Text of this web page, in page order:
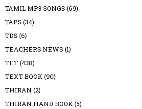
TAMIL MP3 SONGS (69)
TAPS (34)
TDS (6)
TEACHERS NEWS (1)
TET(438)
TEXT BOOK(90)
THIRAN (2)
THIRAN HAND BOOK(5)